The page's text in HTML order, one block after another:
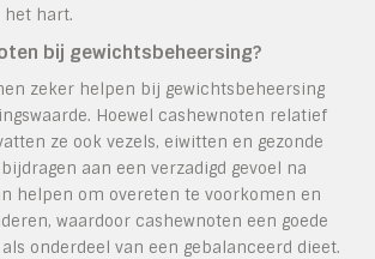
het hart.
bij gewichtsbeheersing?
zeker helpen bij gewichtsbeheersing
Hoewel cashewnoten relatief
ze ook vezels, eiwitten en gezonde
aan een verzadigd gevoel na
helpen om overeten te voorkomen en
waardoor cashewnoten een goede
onderdeel van een gebalanceerd dieet.